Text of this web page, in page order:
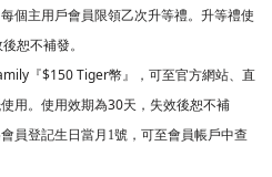
個主用戶會員限領乙次升等禮。升等禮使
恕不補發。
『$150 Tiger幣』，可至官方網站、直
用。使用效期為30天，失效後恕不補
員登記生日當月1號 ，可至會員帳戶中查